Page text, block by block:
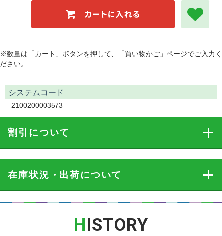
※数量は「カート」ボタンを押して、「買い物かご」ページでご入力く
ださい。
システムコード
2100200003573
割引 について
在庫状況・出荷について
HISTORY